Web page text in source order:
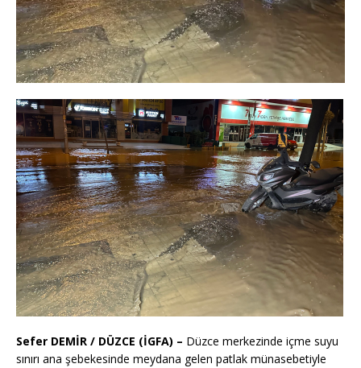
Sefer DEMİR / DÜZCE (İGFA) – Düzce merkezinde içme suyu
sınırı ana şebekesinde meydana gelen patlak münasebetiyle